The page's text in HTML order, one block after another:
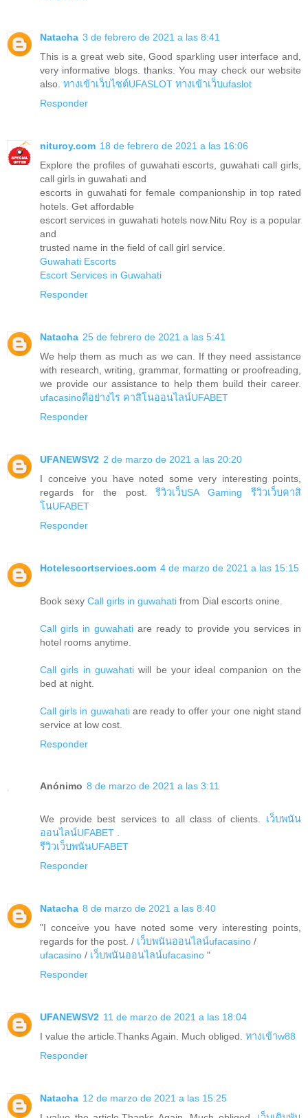
Natacha 3 de febrero de 2021 a las 8:41
This is a great web site, Good sparkling user interface and,
very informative blogs. thanks. You may check our website
also. ทางเข้าเว็บไซต์UFASLOT ทางเข้าเว็บufaslot
Responder
nituroy.com 18 de febrero de 2021 a las 16:06
Explore the profiles of guwahati escorts, guwahati call girls,
call girls in guwahati and
escorts in guwahati for female companionship in top rated
hotels. Get affordable
escort services in guwahati hotels now.Nitu Roy is a popular
and
trusted name in the field of call girl service.
Guwahati Escorts
Escort Services in Guwahati
Responder
Natacha 25 de febrero de 2021 a las 5:41
We help them as much as we can. If they need assistance
with research, writing, grammar, formatting or proofreading,
we provide our assistance to help them build their career.
ufacasinoดีอย่างไร คาสิโนออนไลน์UFABET
Responder
UFANEWSV2 2 de marzo de 2021 a las 20:20
I conceive you have noted some very interesting points,
regards for the post.รีวิวเว็บSA Gaming
รีวิวเว็บคาสิ
โนUFABET
Responder
Hotelescortservices.com 4 de marzo de 2021 a las 15:15
Book sexy Call girls in guwahati from Dial escorts onine.
Call girls in guwahati are ready to provide you services in
hotel rooms anytime.
Call girls in guwahatiwill be your ideal companion on the
bed at night.
Call girls in guwahatiare ready to offer your one night stand
service at low cost.
Responder
Anónimo 8 de marzo de 2021 a las 3:11
We provide best services to all class of clients. เว็บพนัน
ออนไลน์UFABET .
รีวิวเว็บพนันUFABET
Responder
Natacha 8 de marzo de 2021 a las 8:40
"I conceive you have noted some very interesting points,
regards for the post. / เว็บพนันออนไลน์ufacasino /
ufacasino / เว็บพนันออนไลน์ufacasino "
Responder
UFANEWSV2 11 de marzo de 2021 a las 18:04
I value the article.Thanks Again. Much obliged. ทางเข้าw88
Responder
Natacha 12 de marzo de 2021 a las 15:25